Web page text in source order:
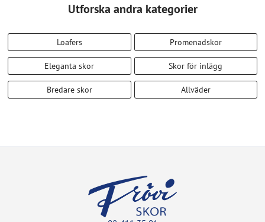
Utforska andra kategorier
Loafers Promenadskor
Eleganta skor Skor för inlägg
Bredare skor Allväder